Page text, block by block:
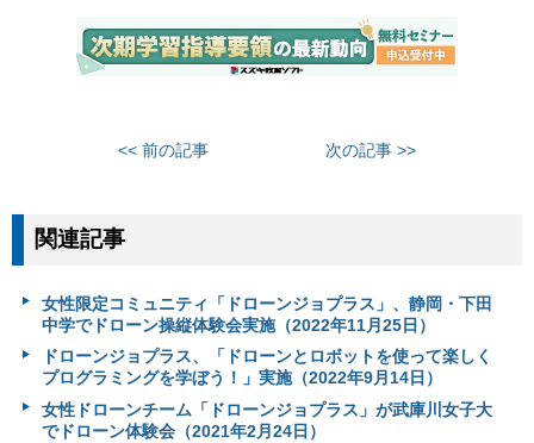
<< 前の記事 次の記事 >>
関連記事
女性限定コミュニティ「ドローンジョプラス」、静岡・下田
中学でドローン操縦体験会実施（2022年11月25日）
ドローンジョプラス、「ドローンとロボットを使って楽しく
プログラミングを学ぼう！」実施（2022年9月14日）
女性ドローンチーム「ドローンジョプラス」が武庫川女子大
でドローン体験会（2021年2月24日）